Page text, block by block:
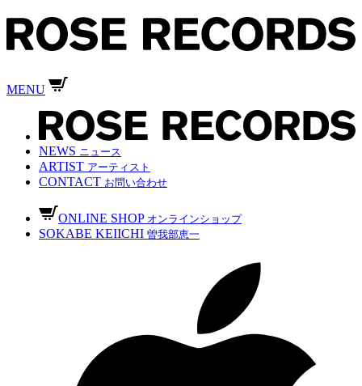
MENU
NEWS ニュース
ARTIST アーティスト
CONTACT お問い合わせ
ONLINE SHOP オンラインショップ
SOKABE KEIICHI 曽我部恵一